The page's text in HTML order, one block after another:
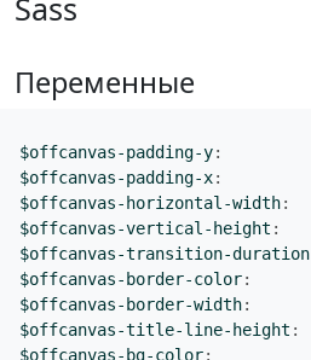
Переменные
$offcanvas-padding-y:
$offcanvas-padding-x:
$offcanvas-horizontal-width:
$offcanvas-vertical-height :
$offcanvas-transition-duration
$offcanvas-border-color:
$offcanvas-border-width:
$offcanvas-title-line-height :
$offcanvas-bg-color: